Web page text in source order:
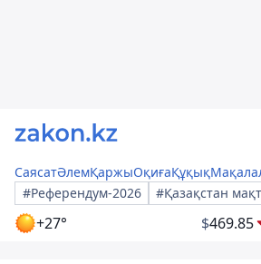
СаясатӘлемҚаржыОқиғаҚұқық
#Референдум-2026
#Қазақстан
+27° $469.85